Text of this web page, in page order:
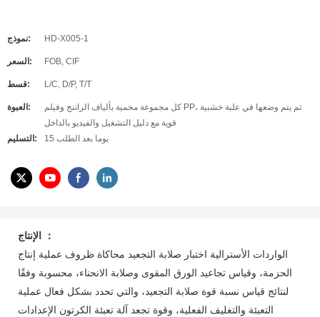
نموذج: HD-X005-1
السعر: FOB, CIF
قسط: L/C, D/P, T/T
العبوة:
كل مجموعة محمية بألياف الراتنج وفيلم PP، ثم يتم وضعها في علبة خشبية
قوية مع دليل التشغيل والفيديو بالداخل
التسليم:
15 يوما بعد الطلب
：
الواردات الأسترالية اختبار صلابة التجعيد محاكاة ظروف عملية إنتاج
الحزمة، وقياس تجاعيد الورق المقوى وصلابة الانحناء، محسوبة وفقًا
لنتائج قياس نسبة قوة صلابة التجعيد، والتي تحدد بشكل فعال عملية
التعبئة والتغليف الفعلية، وقوة تجعد آلة تعبئة الكرتون الإعدادات